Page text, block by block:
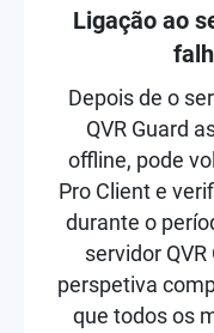
Ligação ao
Depois de o
QVR Guard
offline, pode
Pro Client e
durante o
servidor
perspetiva
que todos os